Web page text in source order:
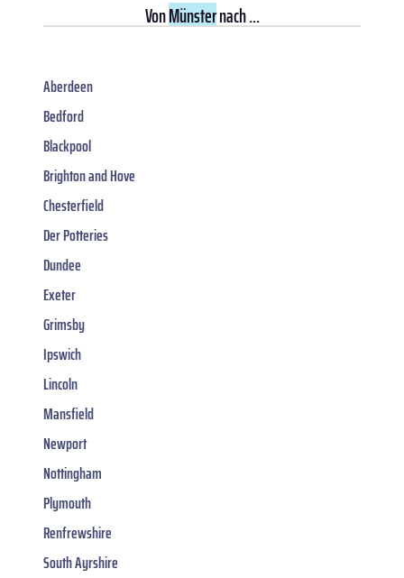
VonMünsternach ...
Aberdeen
Bedford
Blackpool
Brighton and Hove
Chesterfield
Der Potteries
Dundee
Exeter
Grimsby
Ipswich
Lincoln
Mansfield
Newport
Nottingham
Plymouth
Renfrewshire
South Ayrshire